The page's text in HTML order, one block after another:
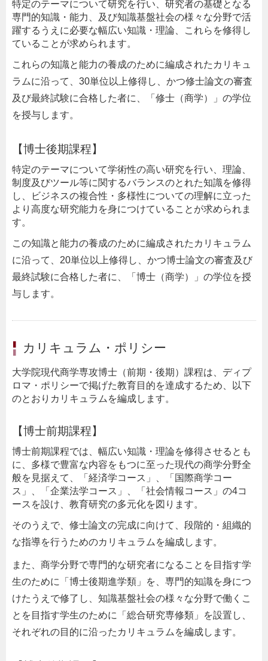
特定のテーマについて研究を行い、研究者の基礎となる
専門的知識・能力、及び知識基盤社会の様々な分野で活
躍するうえに必要な幅広い知識・理論、これらを修得し
ていることが求められます。
これらの知識と能力の養成のために編成されたカリキュ
ラムに沿って、30単位以上修得し、かつ修士論文の審査
及び最終試験に合格した者に、「修士（商学）」の学位
を授与します。
【博士後期課程】
特定のテーマについて学術性の高い研究を行い、理論、
制度及びツール等に関するバランスのとれた知識を修得
し、ビジネスの複合性・多様性についての理解に立った
より高度な研究能力を身につけていることが求められま
す。
この知識と能力の養成のために編成されたカリキュラム
に沿って、20単位以上修得し、かつ博士論文の審査及び
最終試験に合格した者に、「博士（商学）」の学位を授
与します。
カリキュラム・ポリシー
大学院現代商学専攻博士（前期・後期）課程は、ディプ
ロマ・ポリシーで掲げた教育目的を達成するため、以下
のとおりカリキュラムを編成します。
【博士前期課程】
博士前期課程では、幅広い知識・理論を修得させるとも
に、多様で豊富な内容をもつに至った現代の商学分野全
般を見据えて、「経済学コース」、「国際商学コー
ス」、「企業法学コース」、「社会情報コース」の4コ
ースを設け、教育研究の多元化を図ります。
そのうえで、修士論文の完成に向けて、段階的・組織的
な指導を行うためのカリキュラムを編成します。
また、商学分野で専門的な研究者になることを目指す学
生のために「博士後期進学類」を、専門的知識を身につ
けたうえで修了し、知識基盤社会の様々な分野で働くこ
とを目指す学生のために「総合研究専修類」を設置し、
それぞれの目的に沿ったカリキュラムを編成します。